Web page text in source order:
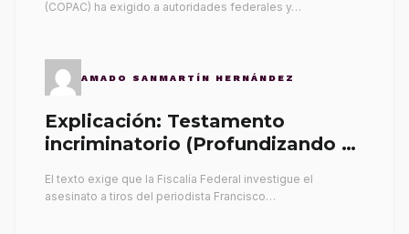
(COPAC) ha exigido a autoridades federales y…
AMADO SANMARTÍN HERNÁNDEZ
Explicación: Testamento
incriminatorio (Profundizando su
El texto exige que la Fiscalía Federal investigue el
asesinato a tiros del periodista Francisco…